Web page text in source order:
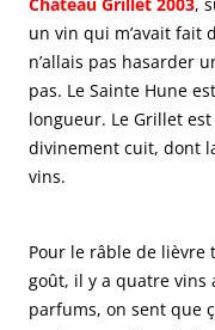
un vin qui m’avait fait
n’allais pas hasarder
pas. Le Sainte Hune
longueur. Le Grillet
divinement cuit, dont
vins.
Pour le râble de lièvre
goût, il y a quatre vins
parfums, on sent que